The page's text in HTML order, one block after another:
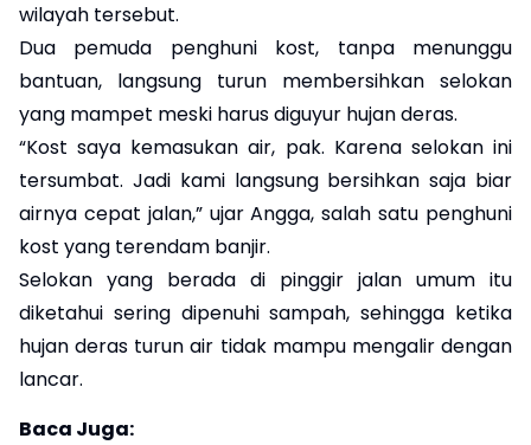
wilayah tersebut.
Dua pemuda penghuni kost, tanpa menunggu
bantuan, langsung turun membersihkan selokan
yang mampet meski harus diguyur hujan deras.
“Kost saya kemasukan air, pak. Karena selokan ini
tersumbat. Jadi kami langsung bersihkan saja biar
airnya cepat jalan,” ujar Angga, salah satu penghuni
kost yang terendam banjir.
Selokan yang berada di pinggir jalan umum itu
diketahui sering dipenuhi sampah, sehingga ketika
hujan deras turun air tidak mampu mengalir dengan
lancar.
Baca Juga: